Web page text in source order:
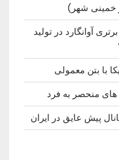
خمینی ‌شهر)
آوانگارد در تولید
با بتن معمولی
های منحصر به فرد
پیش عایق در ایران